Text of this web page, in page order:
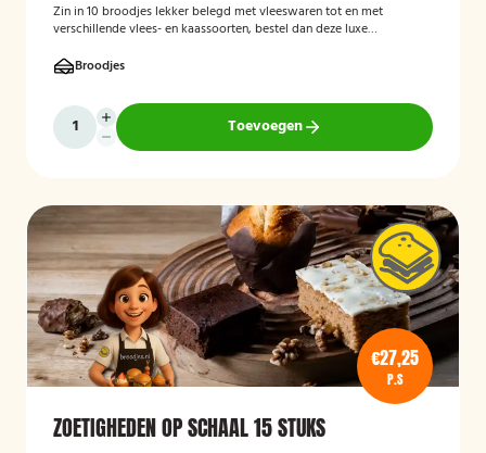
Zin in 10 broodjes lekker belegd met vleeswaren tot en met
verschillende vlees- en kaassoorten, bestel dan deze luxe
Broodjes
Toevoegen
€27,25
P.S
ZOETIGHEDEN OP SCHAAL 15 STUKS